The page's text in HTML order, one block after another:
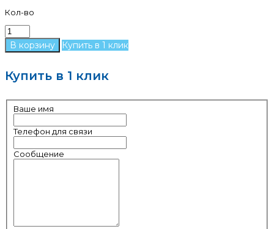
Кол-во
Купить в 1 клик
Купить в 1 клик
Ваше имя
Телефон для связи
Сообщение